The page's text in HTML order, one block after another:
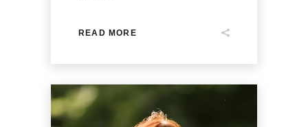
READ MORE